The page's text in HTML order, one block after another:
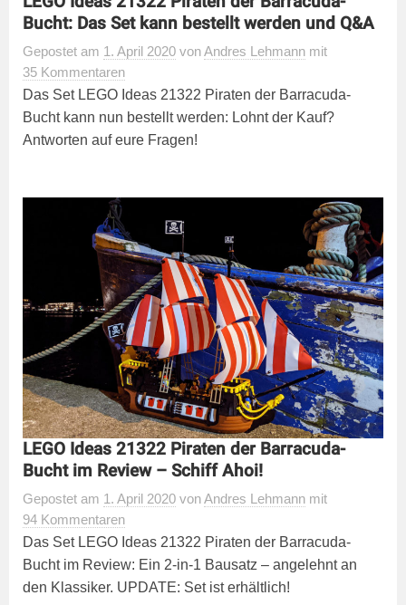
Bucht: Das Set kann bestellt werden und Q&A
Gepostet am 1. April 2020 vonAndres Lehmann mit
35 Kommentaren
Das Set LEGO Ideas 21322 Piraten der Barracuda-
Bucht kann nun bestellt werden: Lohnt der Kauf?
Antworten auf eure Fragen!
LEGO Ideas 21322 Piraten der Barracuda-
Bucht im Review – Schiff Ahoi!
Gepostet am 1. April 2020 vonAndres Lehmann mit
94 Kommentaren
Das Set LEGO Ideas 21322 Piraten der Barracuda-
Bucht im Review: Ein 2-in-1 Bausatz – angelehnt an
den Klassiker. UPDATE: Set ist erhältlich!